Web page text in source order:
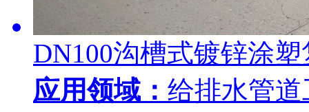
DN100沟槽式镀锌涂
应用领域： 给排水管道